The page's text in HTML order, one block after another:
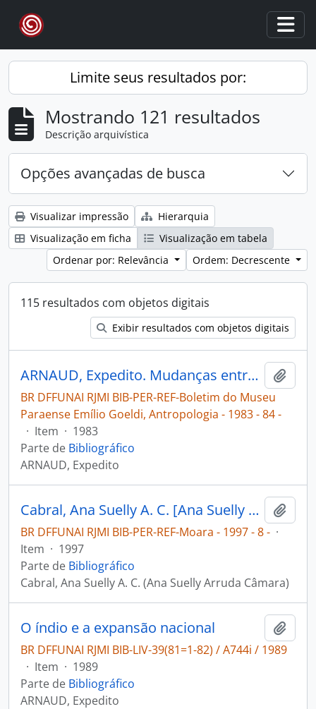
Skip to main content
Limite seus resultados por:
Mostrando 121 resultados
Descrição arquivística
Opções avançadas de busca
Visualizar impressão
Hierarquia
Visualização em ficha
Visualização em tabela
Ordenar por: Relevância
Ordem: Decrescente
115 resultados com objetos digitais
Exibir resultados com objetos digitais
ARNAUD, Expedito. Mudanças entre os grupos indígenas tupi da região do Tocantins-Xingu [Boletim do Museu Paraense Emílio Goeldi, Antropologia: [Bacia Amazônica]]
BR DFFUNAI RJMI BIB-PER-REF-Boletim do Museu
Paraense Emílio Goeldi, Antropologia - 1983 - 84 -
· Item · 1983
Parte de Bibliográfico
ARNAUD, Expedito
Cabral, Ana Suelly A. C. [Ana Suelly Arruda Câmara]. Prefixos relacionais no Asurini do Tocantins [Moara]
BR DFFUNAI RJMI BIB-PER-REF-Moara - 1997 - 8 - ·
Item · 1997
Parte de Bibliográfico
Cabral, Ana Suelly A. C. (Ana Suelly Arruda Câmara)
O índio e a expansão nacional
BR DFFUNAI RJMI BIB-LIV-39(81=1-82) / A744i / 1989
· Item · 1989
Parte de Bibliográfico
ARNAUD, Expedito